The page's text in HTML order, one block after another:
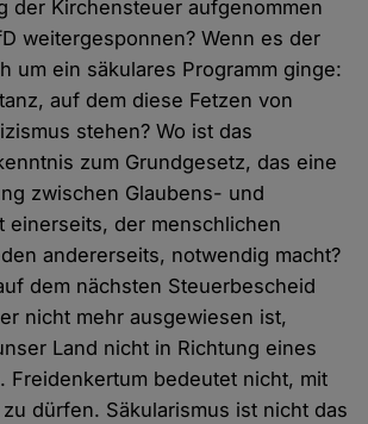
der Kirchensteuer aufgenommen
weitergesponnen? Wenn es der
um ein säkulares Programm ginge:
auf dem diese Fetzen von
stehen? Wo ist das
zum Grundgesetz, das eine
zwischen Glaubens- und
einerseits, der menschlichen
andererseits, notwendig macht?
dem nächsten Steuerbescheid
nicht mehr ausgewiesen ist,
Land nicht in Richtung eines
Freidenkertum bedeutet nicht, mit
dürfen. Säkularismus ist nicht das